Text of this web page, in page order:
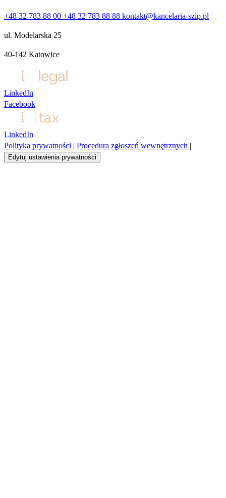
+48 32 783 88 00 +48 32 783 88 88 kontakt@kancelaria-szip.pl
ul. Modelarska 25
40‑142 Katowice
LinkedIn
Facebook
LinkedIn
Polityka prywatności | Procedura zgłoszeń wewnętrznych |
Edytuj ustawienia prywatności